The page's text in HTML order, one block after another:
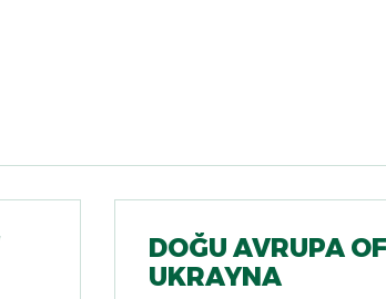
DOĞU AVRUPA
UKRAYNA